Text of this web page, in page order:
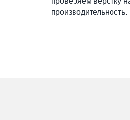
производительность.